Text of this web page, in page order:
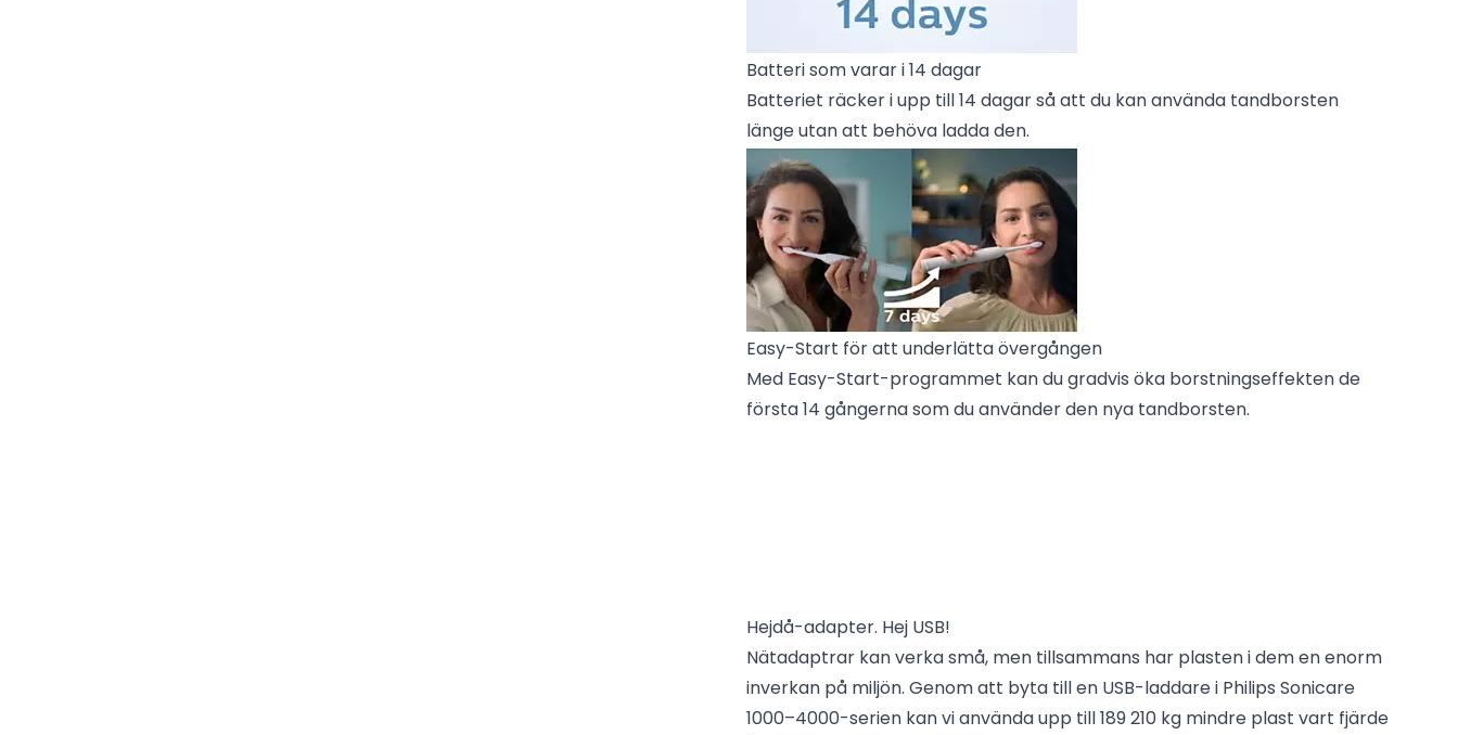
Batteri som varar i 14 dagar
Batteriet räcker i upp till 14 dagar så att du kan använda tandborsten
länge utan att behöva ladda den.
Easy-Start för att underlätta övergången
Med Easy-Start-programmet kan du gradvis öka borstningseffekten de
första 14 gångerna som du använder den nya tandborsten.
Hejdå-adapter. Hej USB!
Nätadaptrar kan verka små, men tillsammans har plasten i dem en enorm
inverkan på miljön. Genom att byta till en USB-laddare i Philips Sonicare
1000–4000-serien kan vi använda upp till 189 210 kg mindre plast vart fjärde